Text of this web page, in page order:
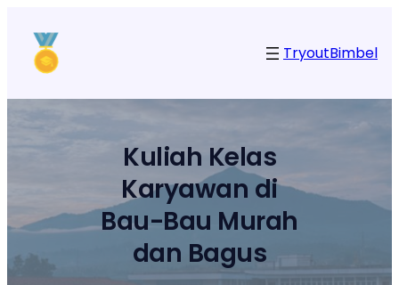
konten
TryoutBimbel
Kuliah Kelas
Karyawan di
Bau-Bau Murah
dan Bagus